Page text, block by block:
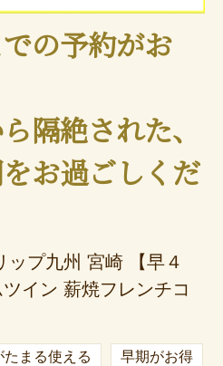
での予約がお
隔絶された、
お過ごしくだ
ップ九州 宮崎 【早４
イン 薪焼フレンチコ
たまる使える 早期がお得